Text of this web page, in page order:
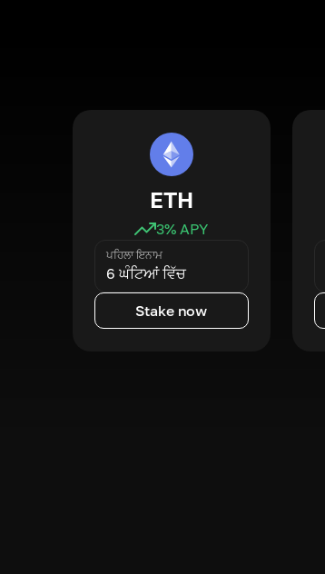
ETH
3% APY
ਪਹਿਲਾ ਇਨਾਮ
6 ਘੰਟਿਆਂ ਵਿੱਚ
Stake now